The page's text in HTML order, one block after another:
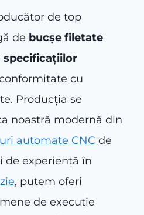
de top
de bucșe filetate
specificațiilor
cu
Producţia se
noastră modernă din
automate CNC de
de experiență în
, putem oferi
de execuție